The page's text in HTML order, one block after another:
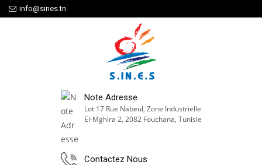
info@sines.tn
Note Adresse
Lot 17 Rue Nabeul, Zone Industrielle
El-Mghira 2, 2082 Fouchana, Tunisie
Contactez Nous